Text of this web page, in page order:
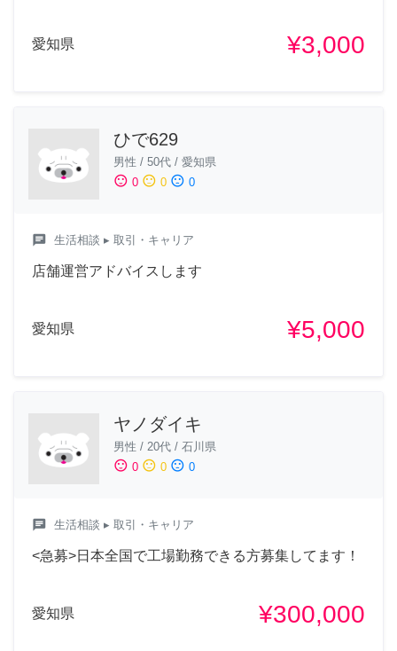
愛知県 ¥3,000
ひで629
男性 / 50代 / 愛知県
sentiment_satisfied 0 sentiment_neutral 0 sentiment_dissatisfied 0
chat 生活相談 ▸ 取引・キャリア
店舗運営アドバイスします
愛知県 ¥5,000
ヤノダイキ
男性 / 20代 / 石川県
sentiment_satisfied 0 sentiment_neutral 0 sentiment_dissatisfied 0
chat 生活相談 ▸ 取引・キャリア
<急募>日本全国で工場勤務できる方募集してます！
愛知県 ¥300,000